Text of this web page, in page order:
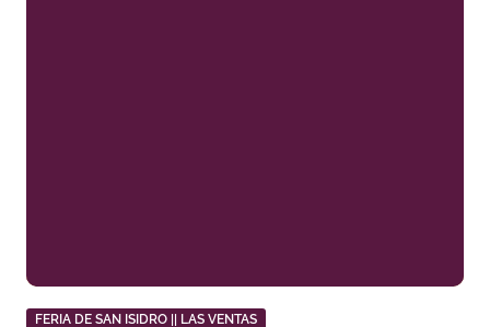
FERIA DE SAN ISIDRO || LAS VENTAS